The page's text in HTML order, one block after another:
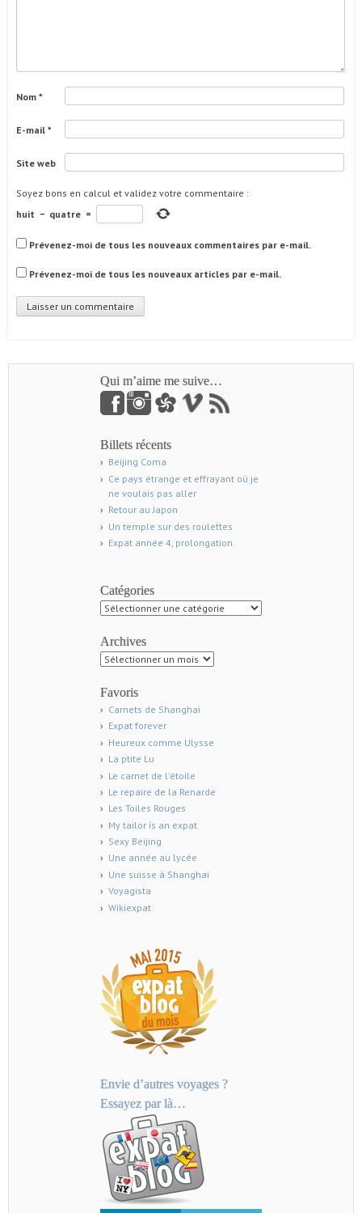
Nom *
E-mail *
Site web
Soyez bons en calcul et validez votre commentaire :
huit − quatre =
Prévenez-moi de tous les nouveaux commentaires par e-mail.
Prévenez-moi de tous les nouveaux articles par e-mail.
Qui m’aime me suive…
Billets récents
Beijing Coma
Ce pays étrange et effrayant où je
ne voulais pas aller
Retour au Japon
Un temple sur des roulettes
Expat année 4, prolongation.
Catégories
Catégories
Archives
Archives
Favoris
Carnets de Shanghai
Expat forever
Heureux comme Ulysse
La ptite Lu
Le carnet de l'étoile
Le repaire de la Renarde
Les Toiles Rouges
My tailor is an expat
Sexy Beijing
Une année au lycée
Une suisse à Shanghai
Voyagista
Wikiexpat
Envie d’autres voyages ?
Essayez par là…